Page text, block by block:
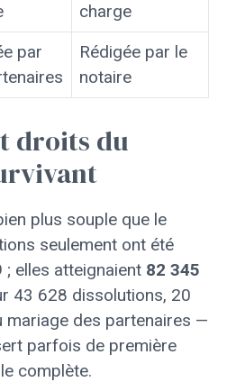
charge
par
Rédigée par le
notaire
droits du
plus souple que le
seulement ont été
elles atteignaient 82 345
43 628 dissolutions, 20
mariage des partenaires —
parfois de première
complète.